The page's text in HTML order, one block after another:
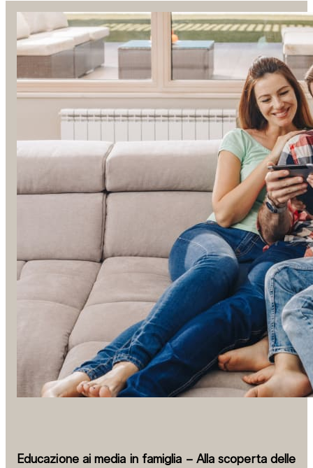
Educazione ai media in famiglia – Alla scoperta delle